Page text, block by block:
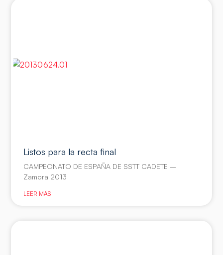
Listos para la recta final
CAMPEONATO DE ESPAÑA DE SSTT CADETE –
Zamora 2013
LEER MÁS